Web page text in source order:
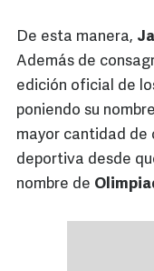
De esta manera,
Además de
edición oficial de
poniendo su
mayor cantidad de
deportiva desde
nombre de